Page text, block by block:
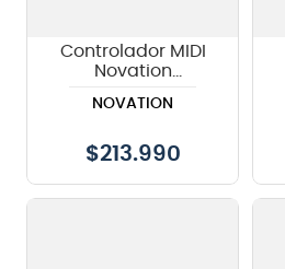
Controlador MIDI
Novation
NOVATION
$213.990